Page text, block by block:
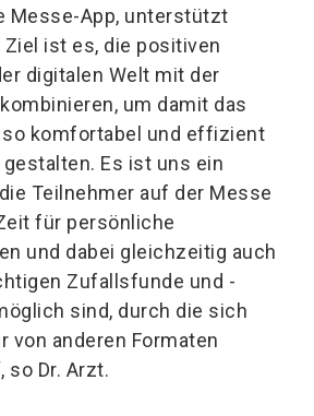
Messe-App, unterstützt
Ziel ist es, die positiven
digitalen Welt mit der
um damit das
komfortabel und effizient
Es ist uns ein
Teilnehmer auf der Messe
für persönliche
und dabei gleichzeitig auch
Zufallsfunde und -
sind, durch die sich
von anderen Formaten
so Dr. Arzt.